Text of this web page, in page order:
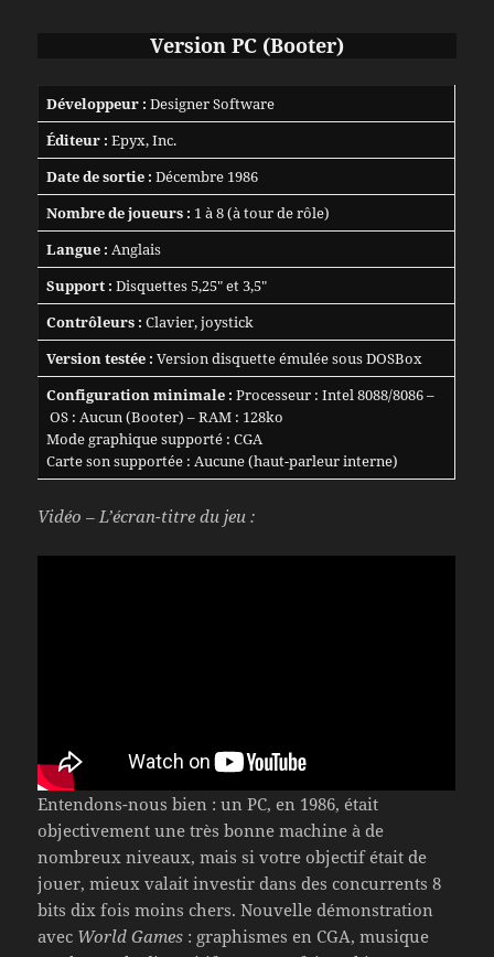
Version PC (Booter)
Développeur : Designer Software
Éditeur : Epyx, Inc.
Date de sortie : Décembre 1986
Nombre de joueurs : 1 à 8 (à tour de rôle)
Langue : Anglais
Support : Disquettes 5,25″ et 3,5″
Contrôleurs : Clavier, joystick
Version testée : Version disquette émulée sous DOSBox
Configuration minimale : Processeur : Intel 8088/8086 –
OS : Aucun (Booter) – RAM : 128ko
Mode graphique supporté : CGA
Carte son supportée : Aucune (haut-parleur interne)
Vidéo – L’écran-titre du jeu :
Entendons-nous bien : un PC, en 1986, était
objectivement une très bonne machine à de
nombreux niveaux, mais si votre objectif était de
jouer, mieux valait investir dans des concurrents 8
bits dix fois moins chers. Nouvelle démonstration
avec World Games : graphismes en CGA, musique